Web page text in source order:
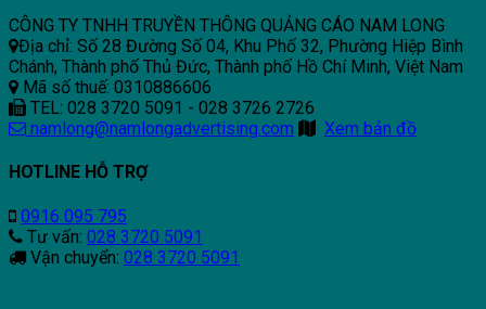
CÔNG TY TNHH TRUYỀN THÔNG QUẢNG CÁO NAM LONG
Địa chỉ: Số 28 Đường Số 04, Khu Phố 32, Phường Hiệp Bình
Chánh, Thành phố Thủ Đức, Thành phố Hồ Chí Minh, Việt Nam
Mã số thuế: 0310886606
TEL: 028 3720 5091 - 028 3726 2726
namlong@namlongadvertising.com
Xem bản đồ
HOTLINE HỖ TRỢ
0916 095 795
Tư vấn: 028 3720 5091
Vận chuyển: 028 3720 5091